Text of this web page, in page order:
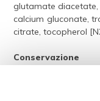
glutamate diacetate,
calcium gluconate,
citrate, tocopherol
Conservazione